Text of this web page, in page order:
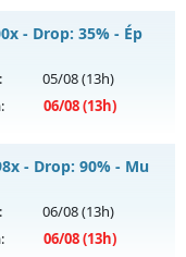
08h ngày
- Drop: 35% - Ép
05/08(13h)
06/08(13h)
- Drop: 90% - Mu
06/08(13h)
06/08(13h)